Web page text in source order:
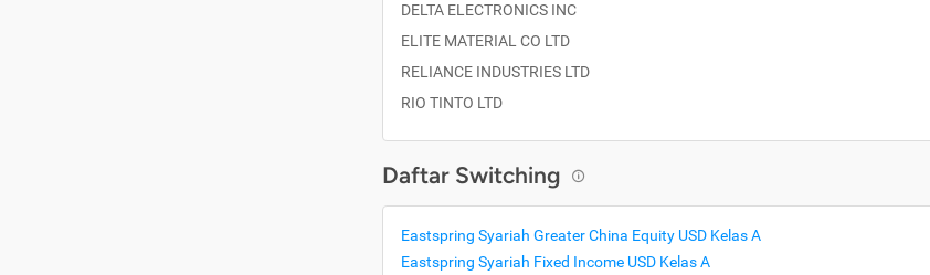
DELTA ELECTRONICS INC
ELITE MATERIAL CO LTD
RELIANCE INDUSTRIES LTD
RIO TINTO LTD
Daftar Switching
Eastspring Syariah Greater China Equity USD Kelas A
Eastspring Syariah Fixed Income USD Kelas A